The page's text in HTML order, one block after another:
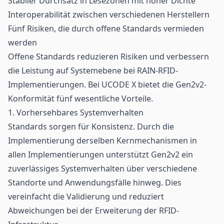
Interoperabilität zwischen verschiedenen Herstellern
Fünf Risiken, die durch offene Standards vermieden
werden
Offene Standards reduzieren Risiken und verbessern
die Leistung auf Systemebene bei RAIN-RFID-
Implementierungen. Bei UCODE X bietet die Gen2v2-
Konformität fünf wesentliche Vorteile.
1. Vorhersehbares Systemverhalten
Standards sorgen für Konsistenz. Durch die
Implementierung derselben Kernmechanismen in
allen Implementierungen unterstützt Gen2v2 ein
zuverlässiges Systemverhalten über verschiedene
Standorte und Anwendungsfälle hinweg. Dies
vereinfacht die Validierung und reduziert
Abweichungen bei der Erweiterung der RFID-